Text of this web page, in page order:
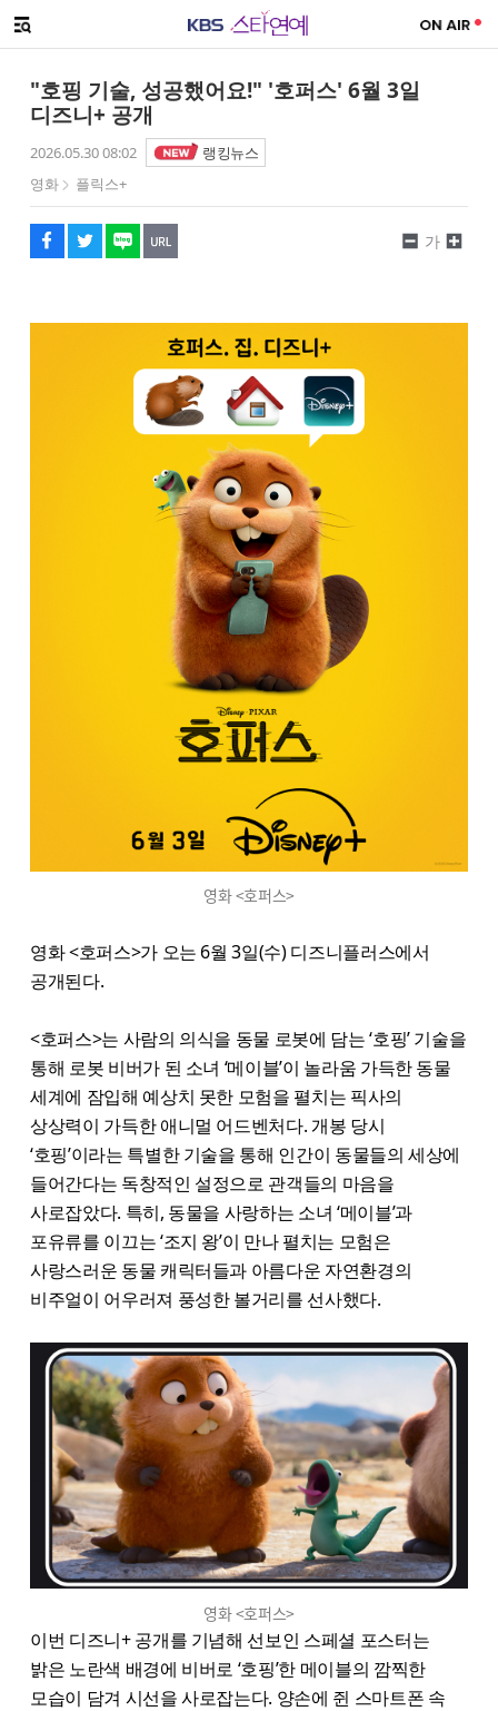
메뉴 열기
"호핑 기술, 성공했어요!" '호퍼스' 6월 3일
디즈니+ 공개
2026.05.30 08:02
랭킹뉴스
영화
플릭스+
페이스북
트위터
네이버
URL복사
글씨 작게보기
가
글씨 크게보기
영화 <호퍼스>
영화 <호퍼스>가 오는 6월 3일(수) 디즈니플러스에서
공개된다.
<호퍼스>는 사람의 의식을 동물 로봇에 담는 ‘호핑’ 기술을
통해 로봇 비버가 된 소녀 ‘메이블’이 놀라움 가득한 동물
세계에 잠입해 예상치 못한 모험을 펼치는 픽사의
상상력이 가득한 애니멀 어드벤처​다. 개봉 당시
‘호핑’이라는 특별한 기술을 통해 인간이 동물들의 세상에
들어간다는 독창적인 설정으로 관객들의 마음을
사로잡았다. 특히, 동물을 사랑하는 소녀 ‘메이블’과
포유류를 이끄는 ‘조지 왕’이 만나 펼치는 모험은
사랑스러운 동물 캐릭터들과 아름다운 자연환경의
비주얼이 어우러져 풍성한 볼거리를 선사했다.
영화 <호퍼스>
이번 디즈니+ 공개를 기념해 선보인 스페셜 포스터는
밝은 노란색 배경에 비버로 ‘호핑’한 메이블의 깜찍한
모습이 담겨 시선을 사로잡는다. 양손에 쥔 스마트폰 속